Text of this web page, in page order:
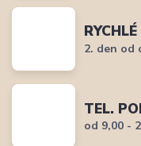
2. den od
TEL.
od 9,00 -